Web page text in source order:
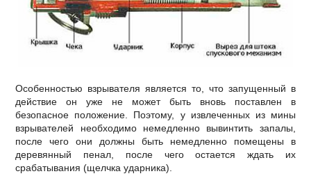
Особенностью взрывателя является то, что запущенный в
действие он уже не может быть вновь поставлен в
безопасное положение. Поэтому, у извлеченных из мины
взрывателей необходимо немедленно вывинтить запалы,
после чего они должны быть немедленно помещены в
деревянный пенал, после чего остается ждать их
срабатывания (щелчка ударника).